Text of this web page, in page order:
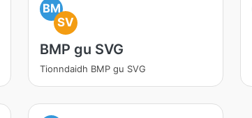
BM
SV
BMP gu SVG
Tionndaidh BMP gu SVG